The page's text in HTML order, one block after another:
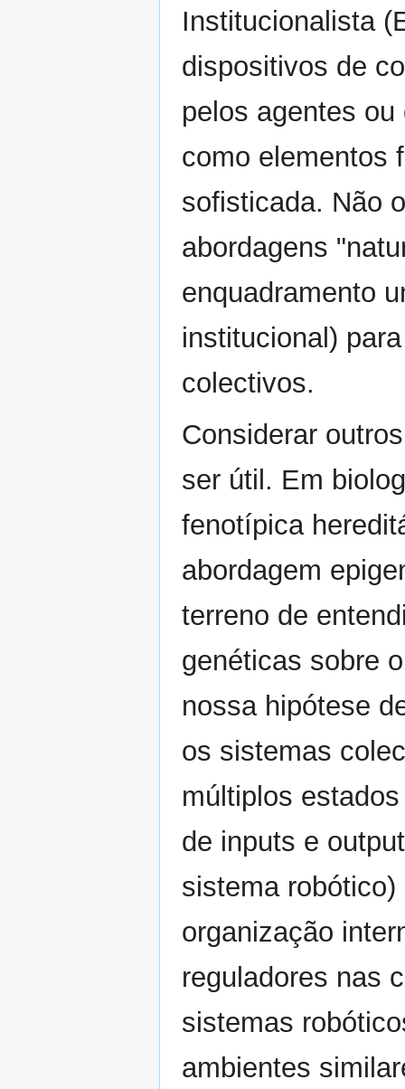
Institucionalista
dispositivos de
pelos agentes
como elementos
sofisticada. Não
abordagens
enquadramento
institucional)
colectivos.
Considerar
ser útil. Em
fenotípica
abordagem
terreno de
genéticas sobre
nossa hipótese
os sistemas
múltiplos
de inputs e
sistema
organização
reguladores nas
sistemas
ambientes